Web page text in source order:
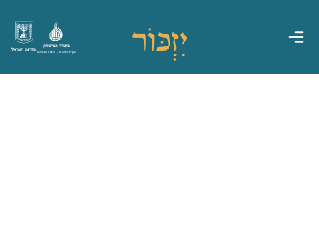
מדינת ישראל
משרד הביטחון
אגף משפחות, הנצחה ומורשת